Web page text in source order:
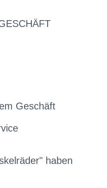
Geschäft
haben